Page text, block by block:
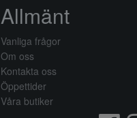
Allmänt
Vanliga frågor
Om oss
Kontakta oss
Öppettider
Våra butiker